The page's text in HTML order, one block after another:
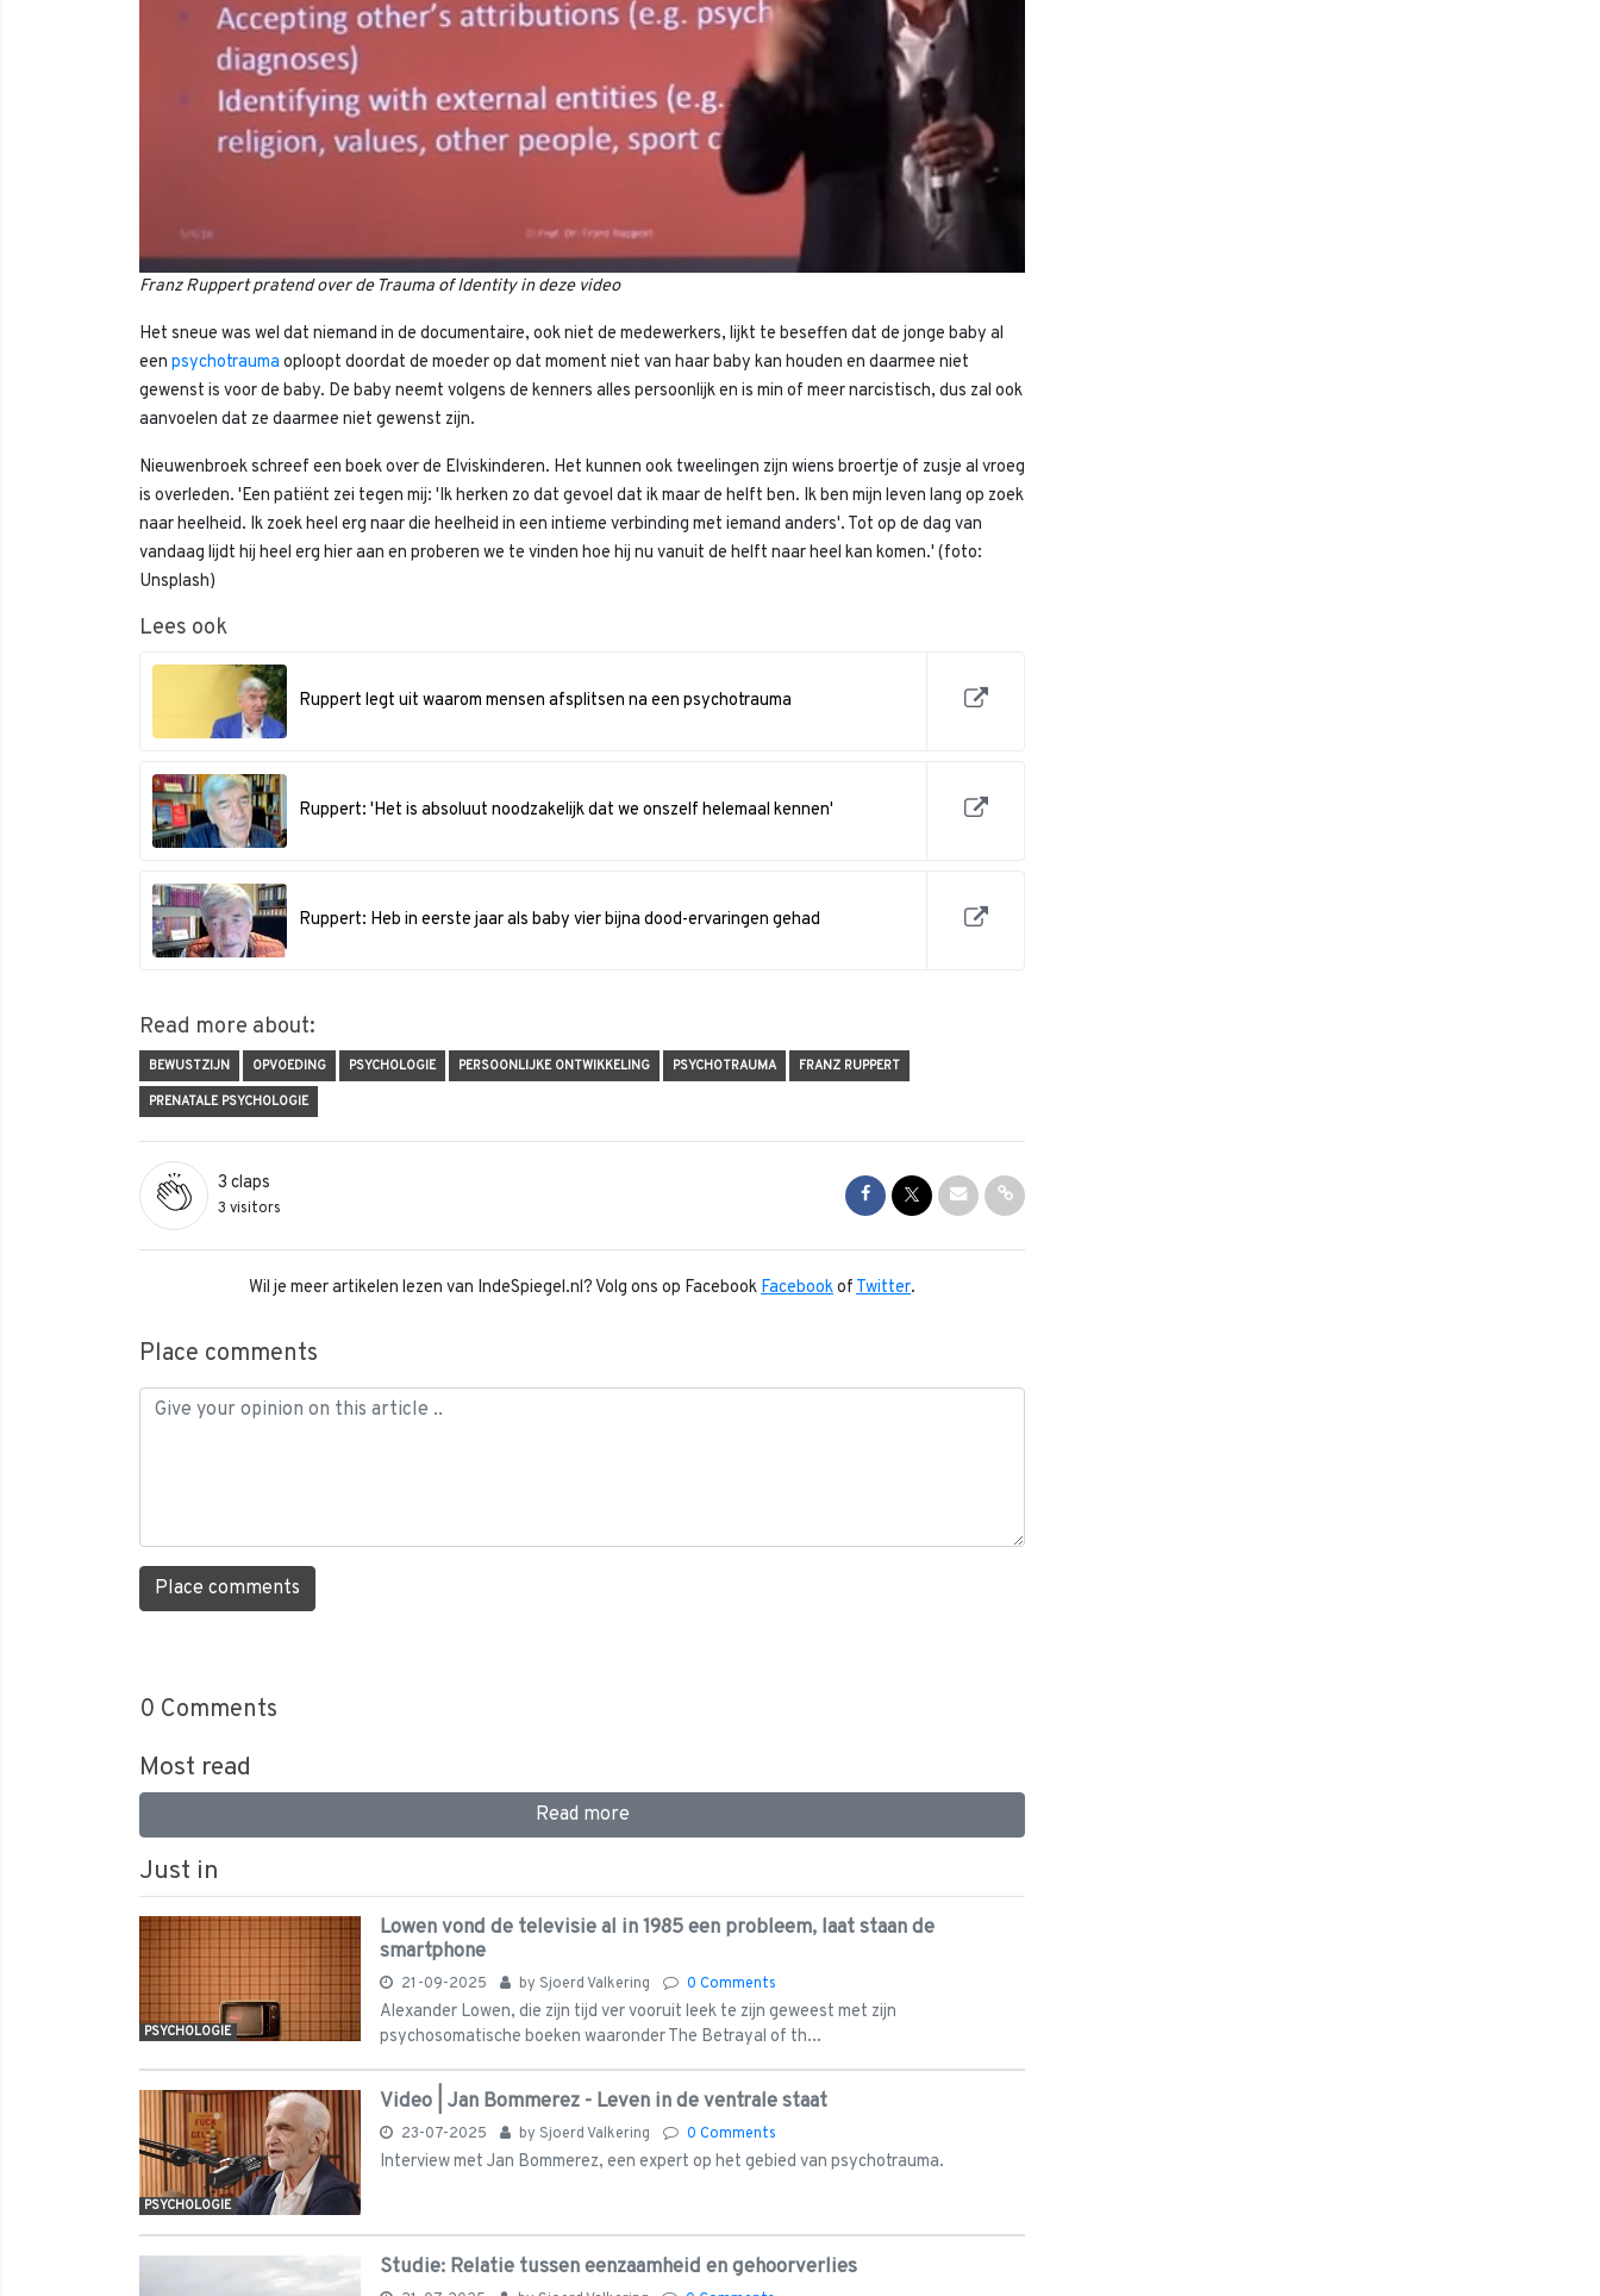
Franz Ruppert pratend over de Trauma of Identity in deze video
Het sneue was wel dat niemand in de documentaire, ook niet de medewerkers, lijkt te beseffen dat de jonge baby al
een psychotrauma oploopt doordat de moeder op dat moment niet van haar baby kan houden en daarmee niet
gewenst is voor de baby. De baby neemt volgens de kenners alles persoonlijk en is min of meer narcistisch, dus zal ook
aanvoelen dat ze daarmee niet gewenst zijn.
Nieuwenbroek schreef een boek over de Elviskinderen. Het kunnen ook tweelingen zijn wiens broertje of zusje al vroeg
is overleden. 'Een patiënt zei tegen mij: 'Ik herken zo dat gevoel dat ik maar de helft ben. Ik ben mijn leven lang op zoek
naar heelheid. Ik zoek heel erg naar die heelheid in een intieme verbinding met iemand anders'. Tot op de dag van
vandaag lijdt hij heel erg hier aan en proberen we te vinden hoe hij nu vanuit de helft naar heel kan komen.' (foto:
Unsplash)
Lees ook
Ruppert legt uit waarom mensen afsplitsen na een psychotrauma
Ruppert: 'Het is absoluut noodzakelijk dat we onszelf helemaal kennen'
Ruppert: Heb in eerste jaar als baby vier bijna dood-ervaringen gehad
Read more about:
BEWUSTZIJN OPVOEDING PSYCHOLOGIE PERSOONLIJKE ONTWIKKELING PSYCHOTRAUMA FRANZ RUPPERT
PRENATALE PSYCHOLOGIE
3 claps
3 visitors
Share on Facebook
Share on Twitter
Share via Mail
Share link
Wil je meer artikelen lezen van IndeSpiegel.nl? Volg ons op FacebookFacebookofTwitter.
Place comments
Place comments
0 Comments
Most read
Read more
Just in
PSYCHOLOGIE
Lowen vond de televisie al in 1985 een probleem, laat staan de
smartphone
21-09-2025 by Sjoerd Valkering 0 Comments
Alexander Lowen, die zijn tijd ver vooruit leek te zijn geweest met zijn
psychosomatische boeken waaronder The Betrayal of th...
PSYCHOLOGIE
Video | Jan Bommerez - Leven in de ventrale staat
23-07-2025 by Sjoerd Valkering 0 Comments
Interview met Jan Bommerez, een expert op het gebied van psychotrauma.
Studie: Relatie tussen eenzaamheid en gehoorverlies